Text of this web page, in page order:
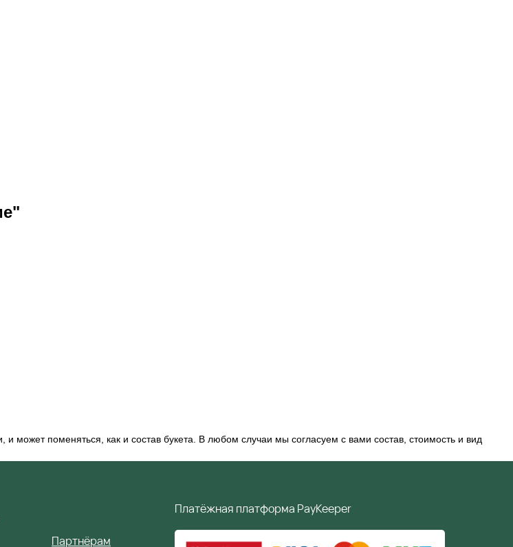
поменяться, как и состав букета. В любом случаи мы согласуем с вами состав, стоимость и вид
Партнёрам
Платёжная платформа PayKeeper